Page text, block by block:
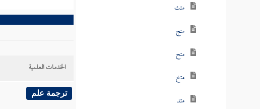
متث
متج
متح
متخ
متد
الخدمات العلمية
ترجمة علم